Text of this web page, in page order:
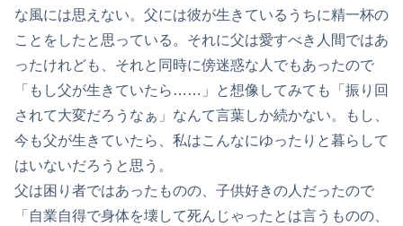
な風には思えない。父には彼が生きているうちに精一杯の
ことをしたと思っている。それに父は愛すべき人間ではあ
ったけれども、それと同時に傍迷惑な人でもあったので
「もし父が生きていたら……」と想像してみても「振り回
されて大変だろうなぁ」なんて言葉しか続かない。もし、
今も父が生きていたら、私はこんなにゆったりと暮らして
はいないだろうと思う。
父は困り者ではあったものの、子供好きの人だったので
「自業自得で身体を壊して死んじゃったとは言うものの、